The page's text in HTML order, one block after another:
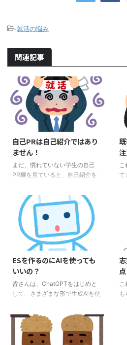
-就活の悩み
関連記事
自己PRは自己紹介ではあり
ません！
まだ、慣れていない学生の自己
PR欄を見ていると、自己紹介を
ます。 自己PRのときに、「私
は、コミュニケーション能力が高
く、誰とでも仲良くできます。」
これは、NGです。確かに、企業
の求める人物像には良く「コミュ
ニケーション能力」とは書いてあ
ります。しかし、「誰とでも仲良
くできる」ということは、コミュ
ニケーション能力の一つには違い
ませんが、企業の求めるコミュニ
ケーション能力ではありません。
紹介なんです。 まず、企業の目
線に立ってください。 「誰と ...
て
て
な
ESを作るのにAIを使っても
いいの？
皆さんは、ChatGPTをはじめと
して、さまざまな形で生成AIを使
ート作成などにおいても、生成AI
を使うと便利だということは知っ
ているかもしれません。ただ、気
を付けないとならないことは、生
点